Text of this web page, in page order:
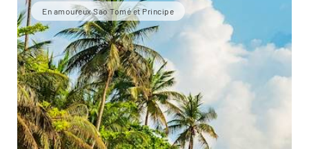
En amoureux Sao Tomé et Principe